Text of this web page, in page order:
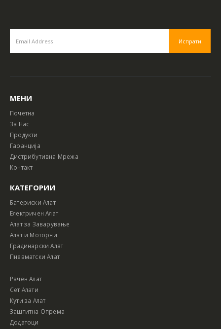
МЕНИ
Почетна
За Нас
Продукти
Гаранција
Дистрибутивна Мрежа
Контакт
КАТЕГОРИИ
Батериски Алат
Електричен Алат
Алат за Заварување
Алат и Моторни
Градинарски Алат
Пневматски Алат
Рачен Алат
Сет Алати
Кути за Алат
Заштитна Опрема
Додатоци